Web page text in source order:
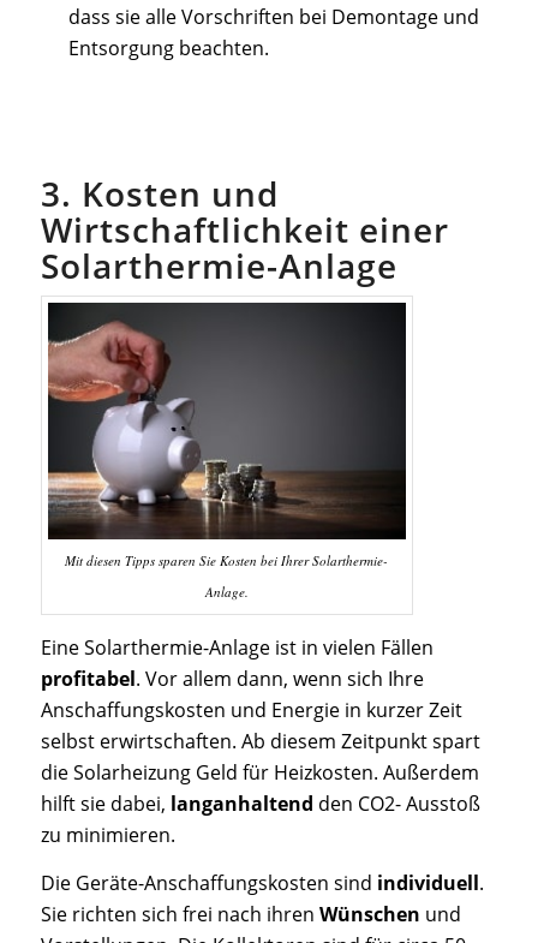
dass sie alle Vorschriften bei Demontage und
Entsorgung beachten.
3. Kosten und
Wirtschaftlichkeit einer
Solarthermie-Anlage
Mit diesen Tipps sparen Sie Kosten bei Ihrer Solarthermie-
Anlage.
Eine Solarthermie-Anlage ist in vielen Fällen
profitabel. Vor allem dann, wenn sich Ihre
Anschaffungskosten und Energie in kurzer Zeit
selbst erwirtschaften. Ab diesem Zeitpunkt spart
die Solarheizung Geld für Heizkosten. Außerdem
hilft sie dabei, langanhaltend den CO2- Ausstoß
zu minimieren.
Die Geräte-Anschaffungskosten sind individuell.
Sie richten sich frei nach ihren Wünschen und